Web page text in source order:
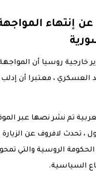
إنتهاء
خارجية روسيا أن
العسكري ، معتبرا أن
تم نشر نصها عبر
أيلول ، تحدث لافروف عن
الروسية والتي
السياسية.